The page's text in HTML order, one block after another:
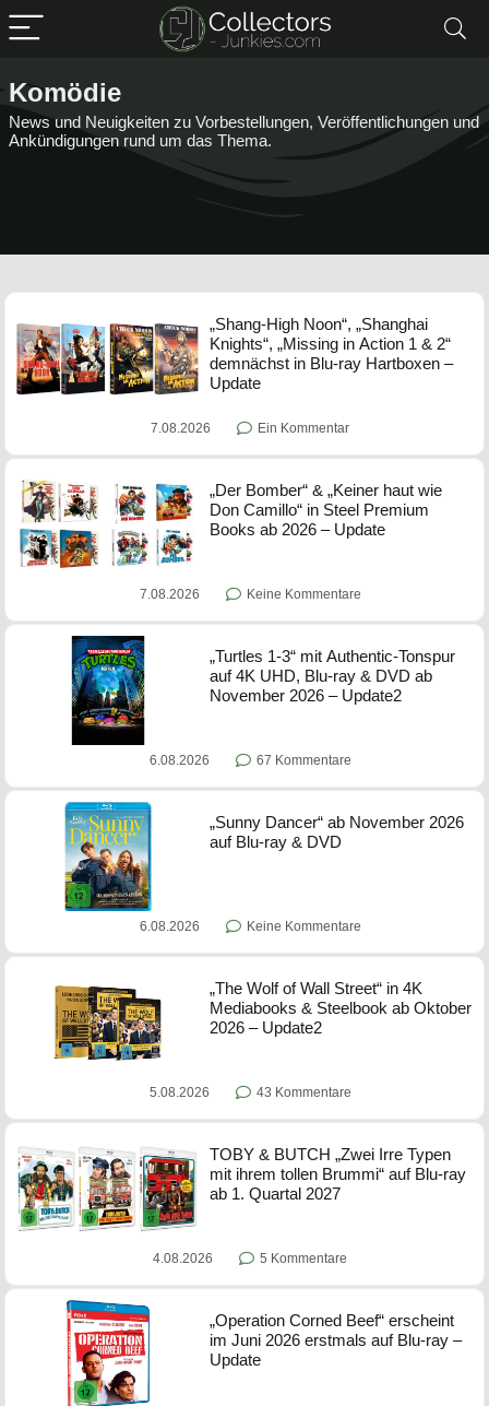
Komödie
News und Neuigkeiten zu Vorbestellungen, Veröffentlichungen und
Ankündigungen rund um das Thema.
„Shang-High Noon“, „Shanghai
Knights“, „Missing in Action 1 & 2“
demnächst in Blu-ray Hartboxen –
Update
7.08.2026 Ein Kommentar
„Der Bomber“ & „Keiner haut wie
Don Camillo“ in Steel Premium
Books ab 2026 – Update
7.08.2026 Keine Kommentare
„Turtles 1-3“ mit Authentic-Tonspur
auf 4K UHD, Blu-ray & DVD ab
November 2026 – Update2
6.08.2026 67 Kommentare
„Sunny Dancer“ ab November 2026
auf Blu-ray & DVD
6.08.2026 Keine Kommentare
„The Wolf of Wall Street“ in 4K
Mediabooks & Steelbook ab Oktober
2026 – Update2
5.08.2026 43 Kommentare
TOBY & BUTCH „Zwei Irre Typen
mit ihrem tollen Brummi“ auf Blu-ray
ab 1. Quartal 2027
4.08.2026 5 Kommentare
„Operation Corned Beef“ erscheint
im Juni 2026 erstmals auf Blu-ray –
Update